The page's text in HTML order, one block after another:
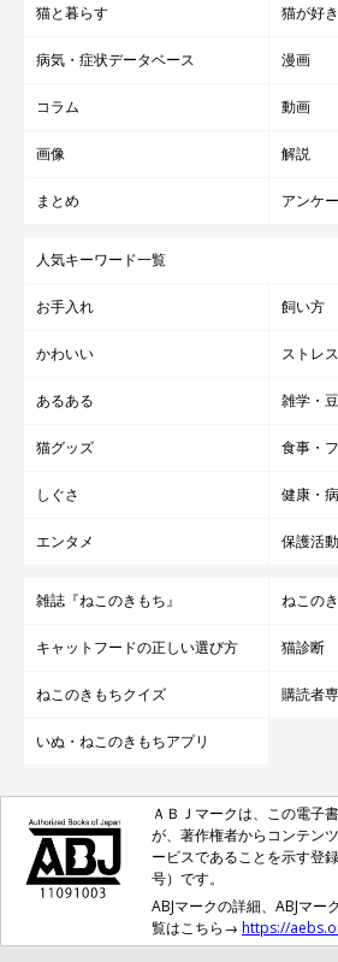
猫と暮らす 猫が好
病気・症状データベース 漫画
コラム 動画
画像 解説
まとめ アンケ
人気キーワード一覧
お手入れ 飼い方
かわいい ストレス
あるある 雑学・
猫グッズ 食事・
しぐさ 健康・
エンタメ 保護活動
雑誌『ねこのきもち』 ねこの
キャットフードの正しい選び方 猫診断
ねこのきもちクイズ 購読者
いぬ・ねこのきもちアプリ
ＡＢＪマークは、この電子
が、著作権者からコンテン
ービスであることを示す登
号）です。
ABJマークの詳細、ABJマ
覧はこちら→ https://